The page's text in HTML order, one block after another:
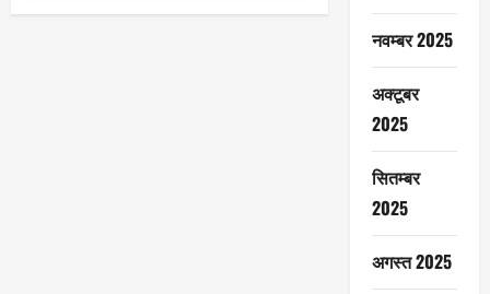
नवम्बर 2025
अक्टूबर
2025
सितम्बर
2025
अगस्त 2025